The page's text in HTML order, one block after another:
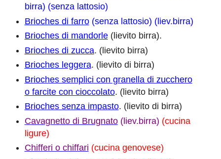
birra) (senza lattosio)
Brioches di farro(senza lattosio) (liev.birra)
Brioches di mandorle(lievito birra).
Brioches di zucca. (lievito birra)
Brioches leggera. (lievito di birra)
Brioches semplici con granella di zucchero
o farcite con cioccolato. (lievito birra)
Brioches senza impasto. (lievito di birra)
Cavagnetto di Brugnato (liev.birra) (cucina
ligure)
Chifferi o chiffari (cucina genovese)